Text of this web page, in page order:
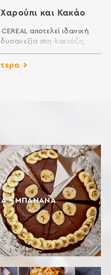
και Κακάο
αποτελεί ιδανική
στη λακτόζη,
υψηλής διατροφικής
– ΜΠΑΝΆΝΑ